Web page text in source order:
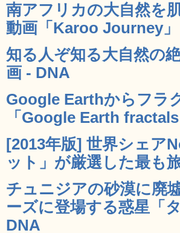
南アフリカの大自然を
動画「Karoo Journey
知る人ぞ知る大自然の
画 - DNA
Google Earthからフラ
「Google Earth
[2013年版] 世界シェア
ット」が厳選した最も
チュニジアの砂漠に廃
ーズに登場する惑星「
DNA